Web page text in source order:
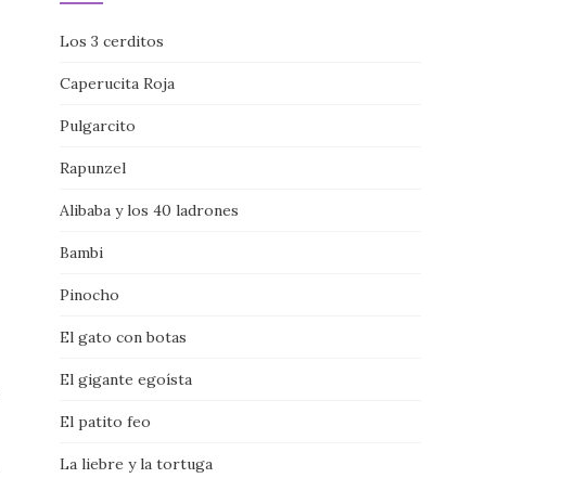
Los 3 cerditos
Caperucita Roja
Pulgarcito
Rapunzel
Alibaba y los 40 ladrones
Bambi
Pinocho
El gato con botas
El gigante egoísta
El patito feo
La liebre y la tortuga